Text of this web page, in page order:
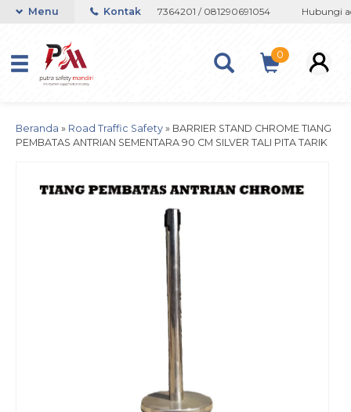
082133767508 / 081237364201 / 081290691054 Hubungi
Menu Kontak
0
Beranda » Road Traffic Safety » BARRIER STAND CHROME TIANG
PEMBATAS ANTRIAN SEMENTARA 90 CM SILVER TALI PITA TARIK